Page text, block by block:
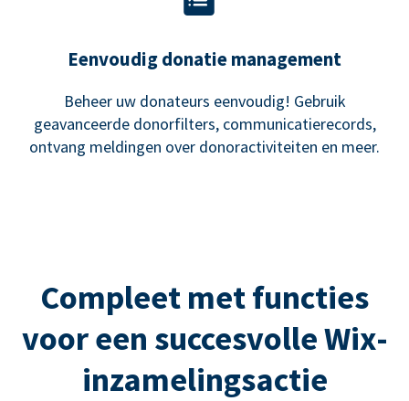
Eenvoudig donatie management
Beheer uw donateurs eenvoudig! Gebruik
geavanceerde donorfilters, communicatierecords,
ontvang meldingen over donoractiviteiten en meer.
Compleet met functies
voor een succesvolle Wix-
inzamelingsactie